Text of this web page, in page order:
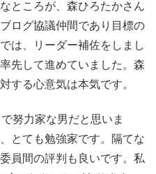
ところが、森ひろたかさん
ログ協議仲間であり目標の
は、リーダー補佐をしまし
先して進めていました。森
する心意気は本気です。
努力家な男だと思いま
とても勉強家です。隔てな
員間の評判も良いです。私